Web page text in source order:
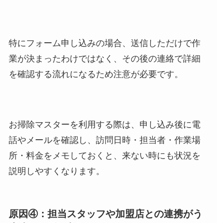
特にフォーム申し込みの場合、送信しただけで作
業が決まったわけではなく、その後の連絡で詳細
を確認する流れになるため注意が必要です。
お掃除マスターを利用する際は、申し込み後に電
話やメールを確認し、訪問日時・担当者・作業場
所・料金をメモしておくと、来ない時にも状況を
説明しやすくなります。
原因④：担当スタッフや加盟店との連携がう